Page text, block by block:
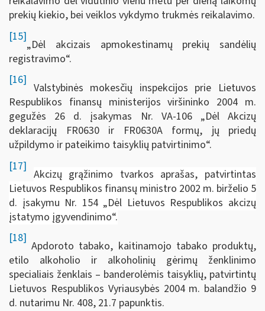
prekių kiekio, bei veiklos vykdymo trukmės reikalavimo.
[15]
„Dėl akcizais apmokestinamų prekių sandėlių
registravimo“.
[16]
Valstybinės mokesčių inspekcijos prie Lietuvos
Respublikos finansų ministerijos viršininko 2004 m.
gegužės 26 d. įsakymas Nr. VA-106 „Dėl Akcizų
deklaracijų FR0630 ir FR0630A formų, jų priedų
užpildymo ir pateikimo taisyklių patvirtinimo“.
[17]
Akcizų grąžinimo tvarkos aprašas, patvirtintas
Lietuvos Respublikos finansų ministro 2002 m. birželio 5
d. įsakymu Nr. 154 „Dėl Lietuvos Respublikos akcizų
įstatymo įgyvendinimo“.
[18]
Apdoroto tabako, kaitinamojo tabako produktų,
etilo alkoholio ir alkoholinių gėrimų ženklinimo
specialiais ženklais – banderolėmis taisyklių, patvirtintų
Lietuvos Respublikos Vyriausybės 2004 m. balandžio 9
d. nutarimu Nr. 408, 21.7 papunktis.